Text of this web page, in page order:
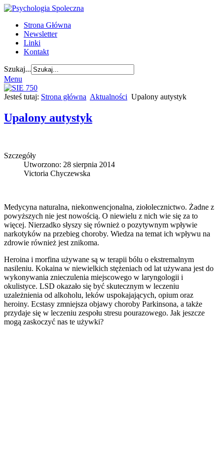
Strona Główna
Newsletter
Linki
Kontakt
Szukaj...
Menu
Jesteś tutaj: Strona główna Aktualności Upalony autystyk
Upalony autystyk
Szczegóły
Utworzono: 28 sierpnia 2014
Victoria Chyczewska
Medycyna naturalna, niekonwencjonalna, ziołolecznictwo. Żadne z
powyższych nie jest nowością. O niewielu z nich wie się za to
więcej. Nierzadko słyszy się również o pozytywnym wpływie
narkotyków na przebieg choroby. Wiedza na temat ich wpływu na
zdrowie również jest znikoma.
Heroina i morfina używane są w terapii bólu o ekstremalnym
nasileniu. Kokaina w niewielkich stężeniach od lat używana jest do
wykonywania znieczulenia miejscowego w laryngologii i
okulistyce. LSD okazało się być skutecznym w leczeniu
uzależnienia od alkoholu, leków uspokajających, opium oraz
heroiny. Ecstasy zmniejsza objawy choroby Parkinsona, a także
przydaje się w leczeniu zespołu stresu pourazowego. Jak jeszcze
mogą zaskoczyć nas te używki?